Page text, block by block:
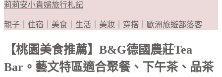
莉莉安小貴婦旅行札記
親子｜住宿｜美食｜生活｜美妝｜穿搭｜歐洲旅遊部落客
【桃園美食推薦】B&G德國農莊Tea
Bar。藝文特區適合聚餐、下午茶、品茶